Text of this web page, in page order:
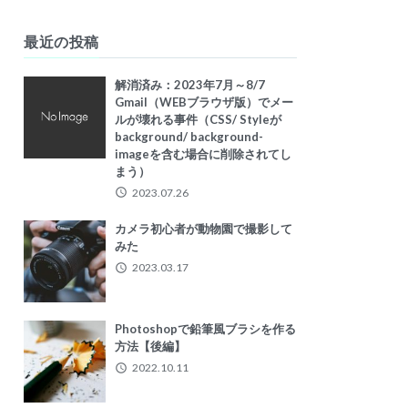
最近の投稿
解消済み：2023年7月～8/7
Gmail（WEBブラウザ版）でメー
ルが壊れる事件（CSS/ Styleが
background/ background-
imageを含む場合に削除されてし
まう）
2023.07.26
カメラ初心者が動物園で撮影して
みた
2023.03.17
Photoshopで鉛筆風ブラシを作る
方法【後編】
2022.10.11